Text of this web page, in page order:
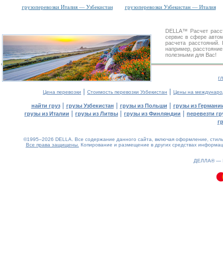
грузоперевозки Италия — Узбекистан
грузоперевозки Узбекистан — Италия
DELLA™ Расчет
сервис в сфере
расчета
например,
полезными для Вас!
Цена перевозки | Стоимость перевозки Узбекистан | Цены на
найти груз| грузы Узбекистан | грузы из Польши | грузы из
грузы из Италии | грузы из Литвы | грузы из Финляндии | перевезти
©1995–2026 DELLA. Все содержание данного сайта, включая оформление,
Все права защищены. Копирование и размещение в других средствах
ДЕЛЛА® —